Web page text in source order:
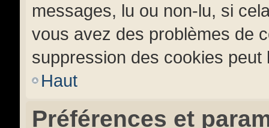
messages, lu ou non-lu, si
vous avez des problèmes de
suppression des cookies peut
Haut
Préférences et